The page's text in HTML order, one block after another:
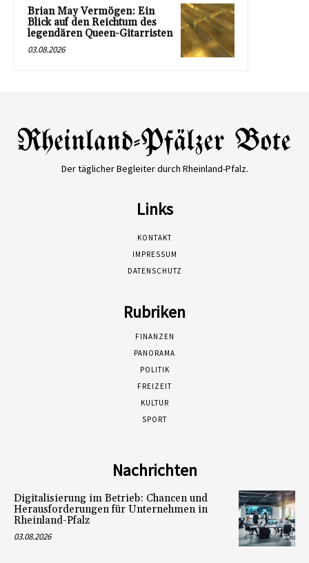
Brian May Vermögen: Ein
Blick auf den Reichtum des
legendären Queen-Gitarristen
03.08.2026
Der täglicher Begleiter durch Rheinland-Pfalz.
Links
KONTAKT
IMPRESSUM
DATENSCHUTZ
Rubriken
FINANZEN
PANORAMA
POLITIK
FREIZEIT
KULTUR
SPORT
Nachrichten
Digitalisierung im Betrieb: Chancen und
Herausforderungen für Unternehmen in
Rheinland-Pfalz
03.08.2026